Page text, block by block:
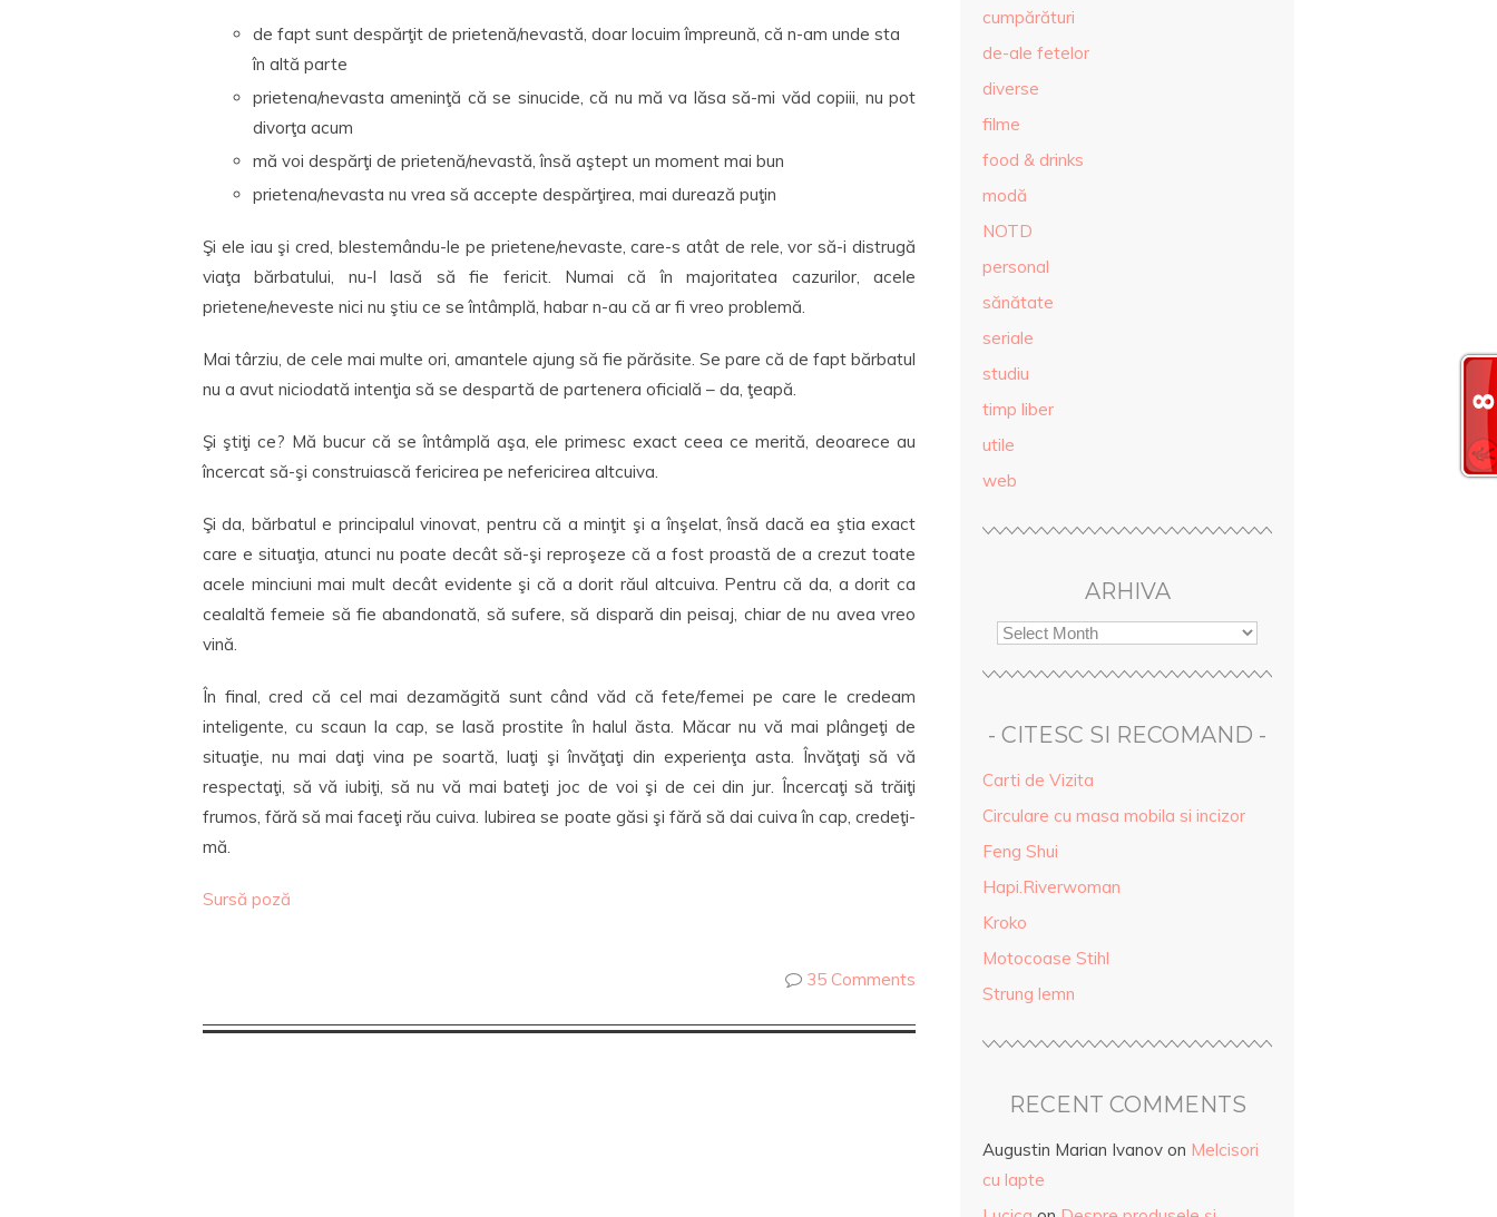
de fapt sunt despărţit de prietenă/nevastă, doar locuim împreună, că n-am unde sta
în altă parte
prietena/nevasta ameninţă că se sinucide, că nu mă va lăsa să-mi văd copiii, nu pot
divorţa acum
mă voi despărţi de prietenă/nevastă, însă aştept un moment mai bun
prietena/nevasta nu vrea să accepte despărţirea, mai durează puţin
Şi ele iau şi cred, blestemându-le pe prietene/nevaste, care-s atât de rele, vor să-i distrugă
viaţa bărbatului, nu-l lasă să fie fericit. Numai că în majoritatea cazurilor, acele
prietene/neveste nici nu ştiu ce se întâmplă, habar n-au că ar fi vreo problemă.
Mai târziu, de cele mai multe ori, amantele ajung să fie părăsite. Se pare că de fapt bărbatul
nu a avut niciodată intenţia să se despartă de partenera oficială – da, ţeapă.
Şi ştiţi ce? Mă bucur că se întâmplă aşa, ele primesc exact ceea ce merită, deoarece au
încercat să-şi construiască fericirea pe nefericirea altcuiva.
Şi da, bărbatul e principalul vinovat, pentru că a minţit şi a înşelat, însă dacă ea ştia exact
care e situaţia, atunci nu poate decât să-şi reproşeze că a fost proastă de a crezut toate
acele minciuni mai mult decât evidente şi că a dorit răul altcuiva. Pentru că da, a dorit ca
cealaltă femeie să fie abandonată, să sufere, să dispară din peisaj, chiar de nu avea vreo
vină.
În final, cred că cel mai dezamăgită sunt când văd că fete/femei pe care le credeam
inteligente, cu scaun la cap, se lasă prostite în halul ăsta. Măcar nu vă mai plângeţi de
situaţie, nu mai daţi vina pe soartă, luaţi şi învăţaţi din experienţa asta. Învăţaţi să vă
respectaţi, să vă iubiţi, să nu vă mai bateţi joc de voi şi de cei din jur. Încercaţi să trăiţi
frumos, fără să mai faceţi rău cuiva. Iubirea se poate găsi şi fără să dai cuiva în cap, credeţi-
mă.
Sursă poză
35 Comments
cumpărături
de-ale fetelor
diverse
filme
food & drinks
modă
NOTD
personal
sănătate
seriale
studiu
timp liber
utile
web
ARHIVA
- CITESC SI RECOMAND -
Carti de Vizita
Circulare cu masa mobila si incizor
Feng Shui
Hapi.Riverwoman
Kroko
Motocoase Stihl
Strung lemn
RECENT COMMENTS
Augustin Marian Ivanov on Melcisori
cu lapte